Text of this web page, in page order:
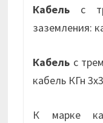
Кабель с
заземления:
Кабель с
кабель КГн
К марке